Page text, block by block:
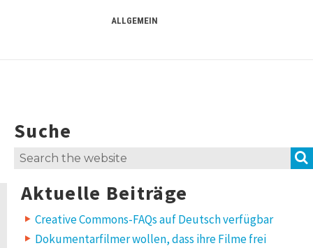
ALLGEMEIN
Suche
Search
Aktuelle Beiträge
Creative Commons-FAQs auf Deutsch verfügbar
Dokumentarfilmer wollen, dass ihre Filme frei